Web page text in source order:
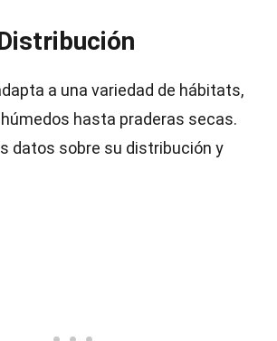
a una variedad de hábitats,
hasta praderas secas.
datos sobre su distribución y